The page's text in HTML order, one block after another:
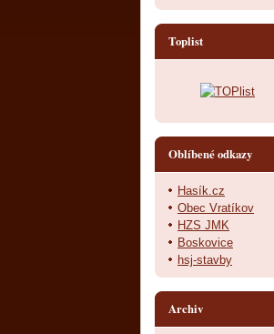
Toplist
Oblíbené odkazy
Hasík.cz
Obec Vratíkov
HZS JMK
Boskovice
hsj-stavby
Archiv